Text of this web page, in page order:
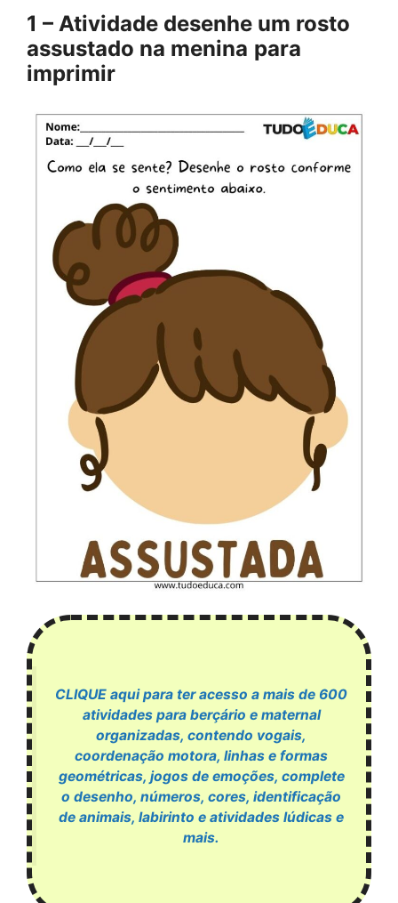
1 – Atividade desenhe um rosto
assustado na menina para
imprimir
CLIQUE aqui para ter acesso a mais de 600
atividades para berçário e maternal
organizadas, contendo vogais,
coordenação motora, linhas e formas
geométricas, jogos de emoções, complete
o desenho, números, cores, identificação
de animais, labirinto e atividades lúdicas e
mais.